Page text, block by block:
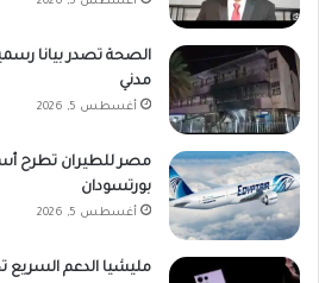
الصحة تصدر بيانا
مدني
أغسطس 5, 2026
مصر للطيران تطرح
بورتسودان
أغسطس 5, 2026
مليشيا الدعم